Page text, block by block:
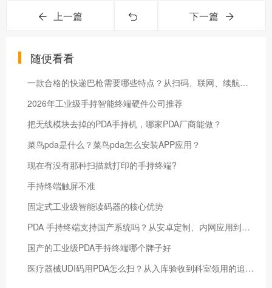
上一篇 下一篇
随便看看
一款合格的快递巴枪需要哪些特点？从扫码、联网、续航到派件签收的选型清单
2026年工业级手持智能终端硬件公司推荐
把无线模块去掉的PDA手持机，哪家PDA厂商能做？
菜鸟pda是什么？菜鸟pda怎么安装APP应用？
现在有没有那种扫描就打印的手持终端?
手持终端触屏不准
固定式工业级智能读码器的核心优势
PDA 手持终端支持国产系统吗？从安卓定制、内网应用到政企采购适配说明
国产的工业级PDA手持终端哪个牌子好
医疗器械UDI码用PDA怎么扫？从入库验收到科室领用的追溯流程